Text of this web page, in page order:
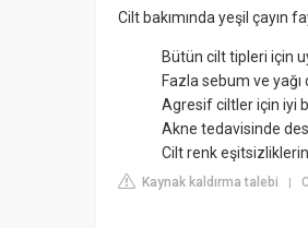
Cilt bakımında yeşil çayın
Bütün cilt tipleri için
Fazla sebum ve
Agresif ciltler için iyi
Akne tedavisinde
Cilt renk
Kaynak kaldırma talebi |